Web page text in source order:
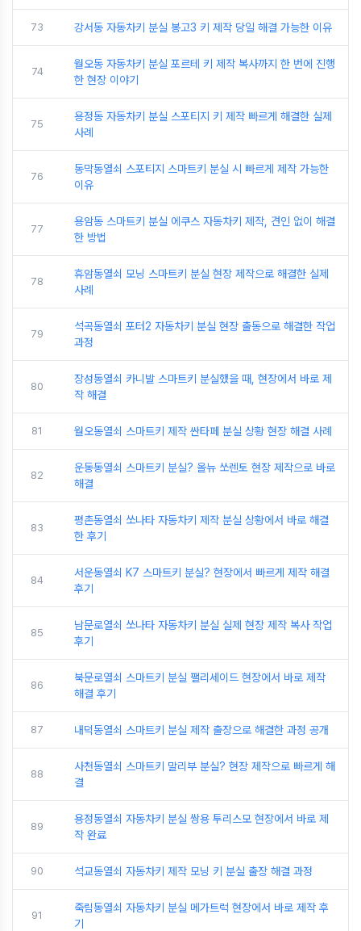
73 강서동 자동차키 분실 봉고3 키 제작 당일 해결 가능한 이유
74
월오동 자동차키 분실 포르테 키 제작 복사까지 한 번에 진행
한 현장 이야기
75
용정동 자동차키 분실 스포티지 키 제작 빠르게 해결한 실제
사례
76
동막동열쇠 스포티지 스마트키 분실 시 빠르게 제작 가능한
이유
77
용암동 스마트키 분실 에쿠스 자동차키 제작, 견인 없이 해결
한 방법
78
휴암동열쇠 모닝 스마트키 분실 현장 제작으로 해결한 실제
사례
79
석곡동열쇠 포터2 자동차키 분실 현장 출동으로 해결한 작업
과정
80
장성동열쇠 카니발 스마트키 분실했을 때, 현장에서 바로 제
작 해결
81 월오동열쇠 스마트키 제작 싼타페 분실 상황 현장 해결 사례
82
운동동열쇠 스마트키 분실? 올뉴 쏘렌토 현장 제작으로 바로
해결
83
평촌동열쇠 쏘나타 자동차키 제작 분실 상황에서 바로 해결
한 후기
84
서운동열쇠 K7 스마트키 분실? 현장에서 빠르게 제작 해결
후기
85
남문로열쇠 쏘나타 자동차키 분실 실제 현장 제작 복사 작업
후기
86
북문로열쇠 스마트키 분실 팰리세이드 현장에서 바로 제작
해결 후기
87 내덕동열쇠 스마트키 분실 제작 출장으로 해결한 과정 공개
88
사천동열쇠 스마트키 말리부 분실? 현장 제작으로 빠르게 해
결
89
용정동열쇠 자동차키 분실 쌍용 투리스모 현장에서 바로 제
작 완료
90 석교동열쇠 자동차키 제작 모닝 키 분실 출장 해결 과정
91
죽림동열쇠 자동차키 분실 메가트럭 현장에서 바로 제작 후
기